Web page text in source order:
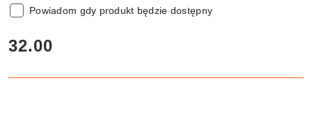
Powiadom gdy produkt będzie dostępny
cena:
32.00